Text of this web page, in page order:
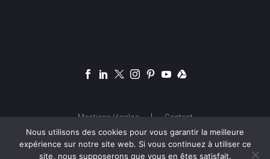
Mentions légales Contact
Nous utilisons des cookies pour vous garantir la meilleure
expérience sur notre site web. Si vous continuez à utiliser ce
site, nous supposerons que vous en êtes satisfait.